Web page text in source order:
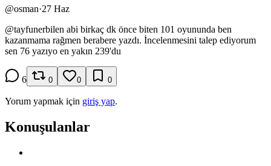
@osman·27 Haz
@tayfunerbilen abi birkaç dk önce biten 101 oyununda ben
kazanmama rağmen berabere yazdı. İncelenmesini talep ediyorum
sen 76 yazıyo en yakın 239'du
6 0 0 0
Yorum yapmak için giriş yap.
Konuşulanlar